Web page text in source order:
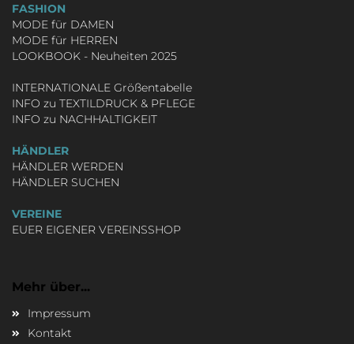
FASHION
MODE für DAMEN
MODE für HERREN
LOOKBOOK - Neuheiten 2025
INTERNATIONALE Größentabelle
INFO zu TEXTILDRUCK & PFLEGE
INFO zu NACHHALTIGKEIT
HÄNDLER
HÄNDLER WERDEN
HÄNDLER SUCHEN
VEREINE
EUER EIGENER VEREINSSHOP
Mehr über...
Impressum
Kontakt